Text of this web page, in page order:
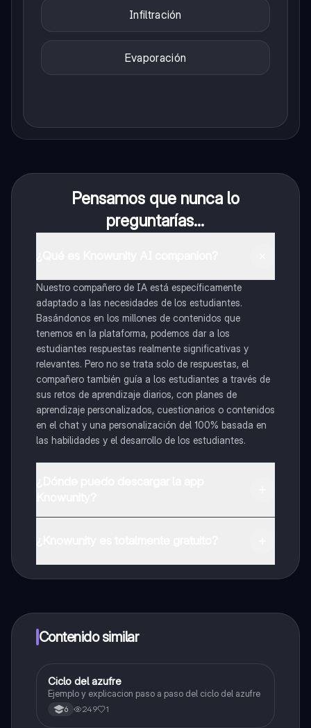
Infiltración
Evaporación
Pensamos que nunca lo
preguntarías...
Nuestro compañero de IA está específicamente
adaptado a las necesidades de los estudiantes.
Basándonos en los millones de contenidos que
tenemos en la plataforma, podemos dar a los
estudiantes respuestas realmente significativas y
relevantes. Pero no se trata solo de respuestas, el
compañero también guía a los estudiantes a través de
sus retos de aprendizaje diarios, con planes de
aprendizaje personalizados, cuestionarios o contenidos
en el chat y una personalización del 100% basada en
las habilidades y el desarrollo de los estudiantes.
a determinadas funciones.
Contenido similar
Biologia
Ciclo del azufre
Ejemplo y explicacion paso a paso del ciclo del azufre
6 249 1